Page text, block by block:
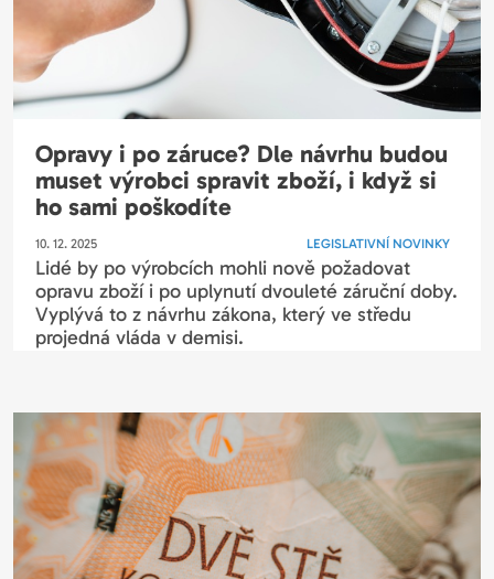
Opravy i po záruce? Dle návrhu budou
muset výrobci spravit zboží, i když si
ho sami poškodíte
10. 12. 2025 LEGISLATIVNÍ NOVINKY
Lidé by po výrobcích mohli nově požadovat
opravu zboží i po uplynutí dvouleté záruční doby.
Vyplývá to z návrhu zákona, který ve středu
projedná vláda v demisi.